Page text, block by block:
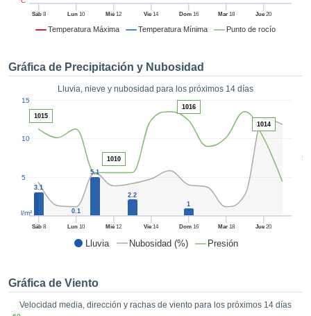
seguir
contenido
coste.
el botón
de todas
ya sean
nos
un perfil
para
y
CONTINUAR
Temperatura Máxima Temperatura Mínima Punto de rocío
Sáb8 Lun 10 Mié 12 Vie 14 Dom16 Mar18 Jue 20
Gráfica de Precipitación y Nubosidad
Lluvia, nieve y nubosidad para los próximos 14 días
Lluvia Nubosidad (%) Presión
50
Sáb8 Lun 10 Mié 12 Vie 14 Dom16 Mar18 Jue 20
5
10
15
l/m²
3.1
0.1
5.1
2.2
1
1015
1010
1016
1014
Gráfica de Viento
Velocidad media, dirección y rachas de viento para los próximos 14 días